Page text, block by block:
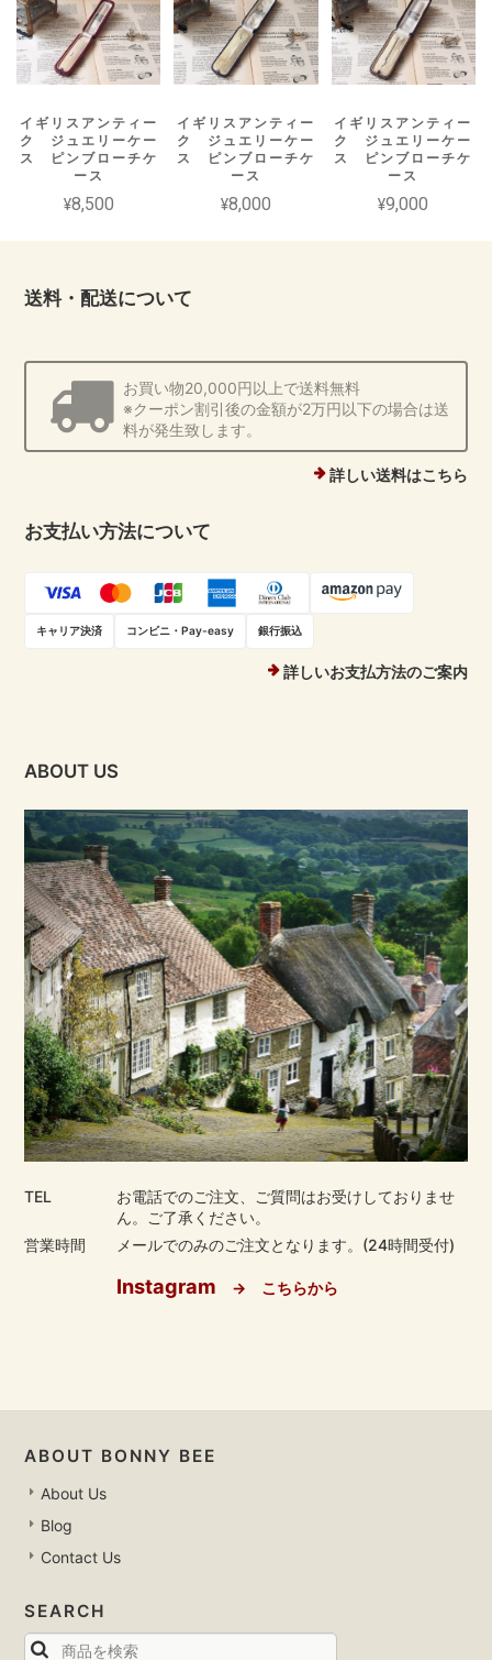
イギリスアンティー
ク ジュエリーケー
ス ピンブローチケ
ース
¥8,500
イギリスアンティー
ク ジュエリーケー
ス ピンブローチケ
ース
¥8,000
イギリスアンティー
ク ジュエリーケー
ス ピンブローチケ
ース
¥9,000
送料・配送について
お買い物20,000円以上で送料無料
※クーポン割引後の金額が2万円以下の場合は送
料が発生致します。
詳しい送料はこちら
お支払い方法について
キャリア決済 コンビニ・Pay-easy 銀行振込
詳しいお支払方法のご案内
ABOUT US
TEL
お電話でのご注文、ご質問はお受けしておりませ
ん。ご了承ください。
営業時間
メールでのみのご注文となります。(24時間受付)
Instagram → こちらから
ABOUT BONNY BEE
About Us
Blog
Contact Us
SEARCH